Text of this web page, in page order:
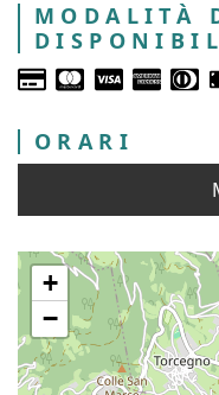
MODALITÀ
ORARI
+
−